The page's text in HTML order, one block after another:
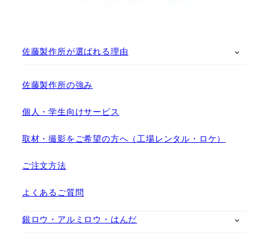
佐藤製作所が選ばれる理由
佐藤製作所の強み
個人・学生向けサービス
取材・撮影をご希望の方へ（工場レンタル・ロケ）
ご注文方法
よくあるご質問
銀ロウ・アルミロウ・はんだ